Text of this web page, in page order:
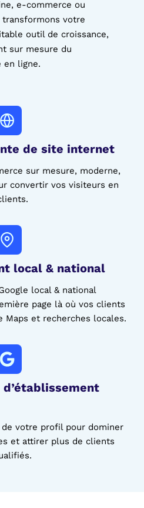
e-commerce ou
votre
outil de croissance,
sur mesure du
en ligne.
de site internet
sur mesure, moderne,
convertir vos visiteurs en
local & national
local & national
page là où vos clients
Maps et recherches locales.
d’établissement
votre profil pour dominer
et attirer plus de clients